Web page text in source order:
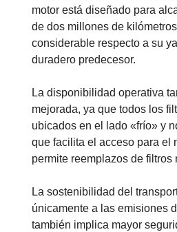
motor está diseñado para
de dos millones de
considerable respecto a su ya
duradero predecesor.
La disponibilidad operativa
mejorada, ya que todos los
ubicados en el lado «frío» y
que facilita el acceso para el
permite reemplazos de filtros
La sostenibilidad del
únicamente a las emisiones
también implica mayor